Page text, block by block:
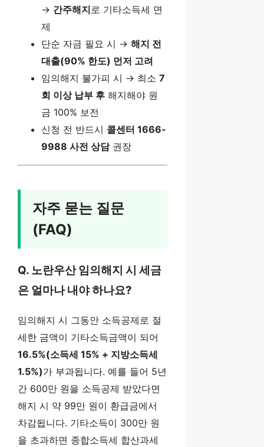
→ 간주해지로 기타소득세 면
제
단순 자금 필요 시 → 해지 전
대출(90% 한도) 먼저 고려
임의해지 불가피 시 → 최소 7
회 이상 납부 후 해지해야 원
금 100% 보전
신청 전 반드시 콜센터 1666-
9988 사전 상담권장
자주 묻는 질문
(FAQ)
Q. 노란우산 임의해지 시 세금
은 얼마나 내야 하나요?
임의해지 시 그동안 소득공제로 절
세한 금액이 기타소득금액이 되어
16.5%(소득세 15% + 지방소득세
1.5%)가 부과됩니다. 예를 들어 5년
간 600만 원을 소득공제 받았다면
해지 시 약 99만 원이 환급금에서
차감됩니다. 기타소득이 300만 원
을 초과하면 종합소득세 합산과세